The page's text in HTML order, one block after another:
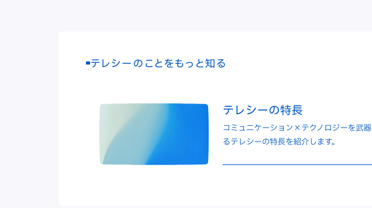
テレシーのことをもっと知る
テレシーの特長
コミュニケーション×テクノロジーを武器
るテレシーの特長を紹介します。